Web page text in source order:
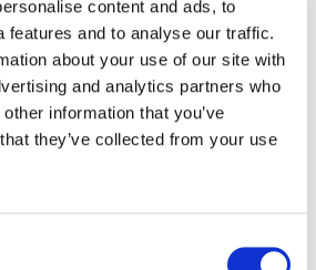
content and ads, to
features and to analyse our traffic.
about your use of our site with
and analytics partners who
information that you’ve
they’ve collected from your use
coureurs
être intégrée dans les maillots
coureurs sous forme de puces
leur position sur chaque étape en
leur permet de mieux suivre leur